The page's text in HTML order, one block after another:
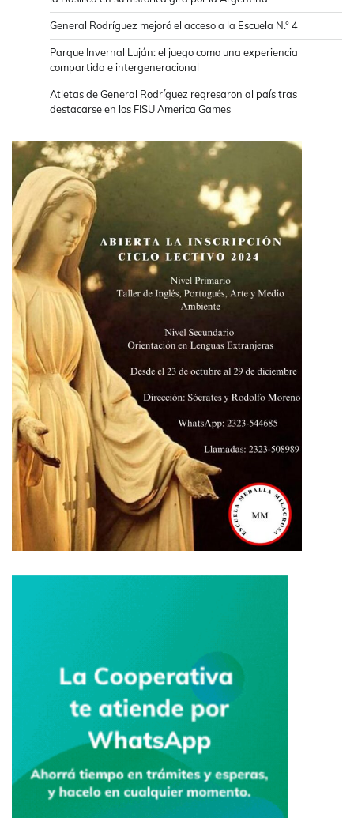
General Rodríguez mejoró el acceso a la Escuela N.° 4
Parque Invernal Luján: el juego como una experiencia
compartida e intergeneracional
Atletas de General Rodríguez regresaron al país tras
destacarse en los FISU America Games